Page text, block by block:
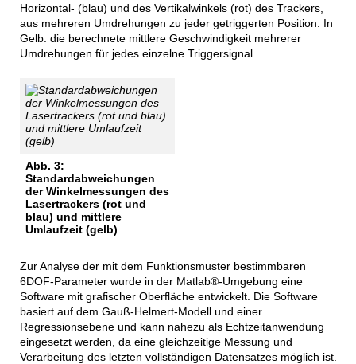
Horizontal- (blau) und des Vertikalwinkels (rot) des Trackers,
aus mehreren Umdrehungen zu jeder getriggerten Position. In
Gelb: die berechnete mittlere Geschwindigkeit mehrerer
Umdrehungen für jedes einzelne Triggersignal.
Abb. 3:
Standardabweichungen
der Winkelmessungen des
Lasertrackers (rot und
blau) und mittlere
Umlaufzeit (gelb)
Zur Analyse der mit dem Funktionsmuster bestimmbaren
6DOF-Parameter wurde in der Matlab®-Umgebung eine
Software mit grafischer Oberfläche entwickelt. Die Software
basiert auf dem Gauß-Helmert-Modell und einer
Regressionsebene und kann nahezu als Echtzeitanwendung
eingesetzt werden, da eine gleichzeitige Messung und
Verarbeitung des letzten vollständigen Datensatzes möglich ist.